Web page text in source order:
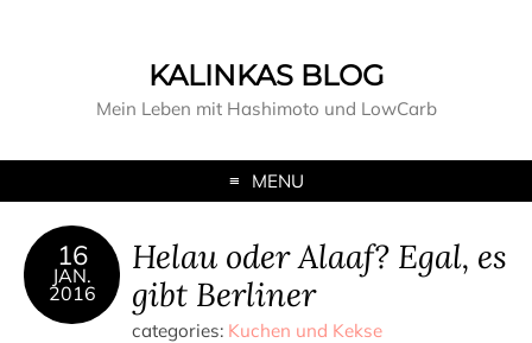
KALINKAS BLOG
Mein Leben mit Hashimoto und LowCarb
MENU
16
JAN.
2016
Helau oder Alaaf? Egal, es
gibt Berliner
categories: Kuchen und Kekse